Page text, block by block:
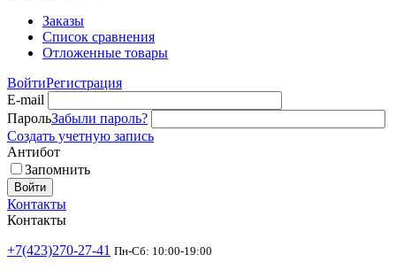
Заказы
Список сравнения
Отложенные товары
ВойтиРегистрация
E-mail
ПарольЗабыли пароль?
Создать учетную запись
Антибот
Запомнить
Войти
Контакты
Контакты
+7(423)270-27-41 Пн-Сб: 10:00-19:00